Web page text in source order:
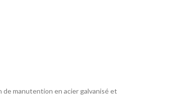
manutention en acier galvanisé et